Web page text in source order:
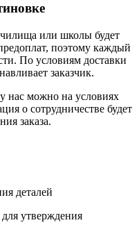
или школы будет
поэтому каждый
По условиям доставки
заказчик.
нас можно на условиях
о сотрудничестве будет
заказа.
деталей
утверждения